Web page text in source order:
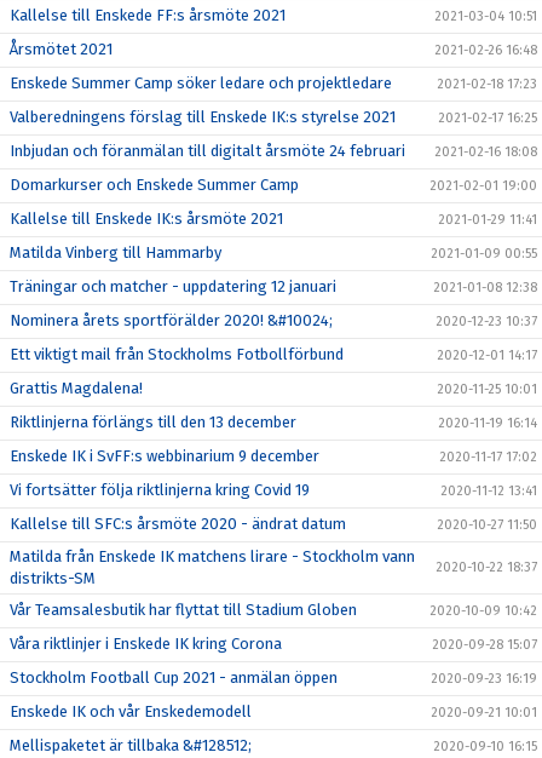
Kallelse till Enskede FF:s årsmöte 2021 2021-03-04 10:51
Årsmötet 2021 2021-02-26 16:48
Enskede Summer Camp söker ledare och projektledare 2021-02-18 17:23
Valberedningens förslag till Enskede IK:s styrelse 2021 2021-02-17 16:25
Inbjudan och föranmälan till digitalt årsmöte 24 februari 2021-02-16 18:08
Domarkurser och Enskede Summer Camp 2021-02-01 19:00
Kallelse till Enskede IK:s årsmöte 2021 2021-01-29 11:41
Matilda Vinberg till Hammarby 2021-01-09 00:55
Träningar och matcher - uppdatering 12 januari 2021-01-08 12:38
Nominera årets sportförälder 2020! &#10024; 2020-12-23 10:37
Ett viktigt mail från Stockholms Fotbollförbund 2020-12-01 14:17
Grattis Magdalena! 2020-11-25 10:01
Riktlinjerna förlängs till den 13 december 2020-11-19 16:14
Enskede IK i SvFF:s webbinarium 9 december 2020-11-17 17:02
Vi fortsätter följa riktlinjerna kring Covid 19 2020-11-12 13:41
Kallelse till SFC:s årsmöte 2020 - ändrat datum 2020-10-27 11:50
Matilda från Enskede IK matchens lirare - Stockholm vann
distrikts-SM
2020-10-22 18:37
Vår Teamsalesbutik har flyttat till Stadium Globen 2020-10-09 10:42
Våra riktlinjer i Enskede IK kring Corona 2020-09-28 15:07
Stockholm Football Cup 2021 - anmälan öppen 2020-09-23 16:19
Enskede IK och vår Enskedemodell 2020-09-21 10:01
Mellispaketet är tillbaka &#128512; 2020-09-10 16:15